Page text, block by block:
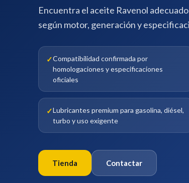
Encuentra el aceite Ravenol
según motor, generación y
Compatibilidad confirmada por
homologaciones y especificaciones
oficiales
Lubricantes premium para gasolina, diésel,
turbo y uso exigente
Tienda Contactar